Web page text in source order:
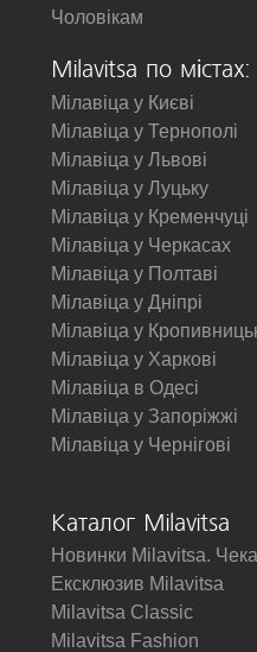
Чоловікам
Milavitsa по містах:
Мілавіца у Києві
Мілавіца у Тернополі
Мілавіца у Львові
Мілавіца у Луцьку
Мілавіца у Кременчуці
Мілавіца у Черкасах
Мілавіца у Полтаві
Мілавіца у Дніпрі
Мілавіца у
Мілавіца у Харкові
Мілавіца в Одесі
Мілавіца у Запоріжжі
Мілавіца у Чернігові
Каталог Milavitsa
Новинки Milavitsa.
Ексклюзив Milavitsa
Milavitsa Classic
Milavitsa Fashion